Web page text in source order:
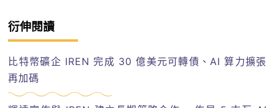
衍伸閱讀
比特幣礦企 IREN 完成 30 億美元可轉債、AI 算力擴張
再加碼